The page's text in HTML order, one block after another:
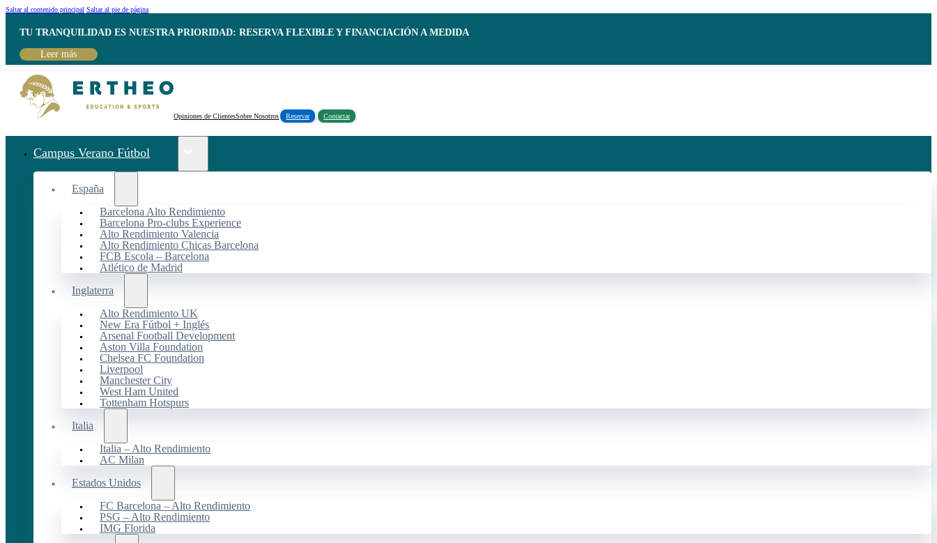
Saltar al contenido principal Saltar al pie de página
TU TRANQUILIDAD ES NUESTRA PRIORIDAD: RESERVA FLEXIBLE Y FINANCIACIÓN A MEDIDA
Leer más
Opiniones de ClientesSobre Nosotros Reservar Contactar
Campus Verano Fútbol
España
Barcelona Alto Rendimiento
Barcelona Pro-clubs Experience
Alto Rendimiento Valencia
Alto Rendimiento Chicas Barcelona
FCB Escola – Barcelona
Atlético de Madrid
Inglaterra
Alto Rendimiento UK
New Era Fútbol + Inglés
Arsenal Football Development
Aston Villa Foundation
Chelsea FC Foundation
Liverpool
Manchester City
West Ham United
Tottenham Hotspurs
Italia
Italia – Alto Rendimiento
AC Milan
Estados Unidos
FC Barcelona – Alto Rendimiento
PSG – Alto Rendimiento
IMG Florida